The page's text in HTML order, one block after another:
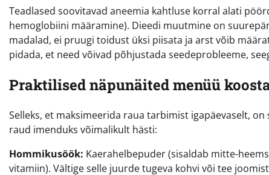
Teadlased soovitavad aneemia kahtluse korral alati
hemoglobiini määramine). Dieedi muutmine on
madalad, ei pruugi toidust üksi piisata ja arst võib
pidada, et need võivad põhjustada seedeprobleeme,
Praktilised näpunäited menüü
Selleks, et maksimeerida raua tarbimist igapäevaselt,
raud imenduks võimalikult hästi:
Hommikusöök: Kaerahelbepuder (sisaldab mitte-
vitamiin). Vältige selle juurde tugeva kohvi või tee